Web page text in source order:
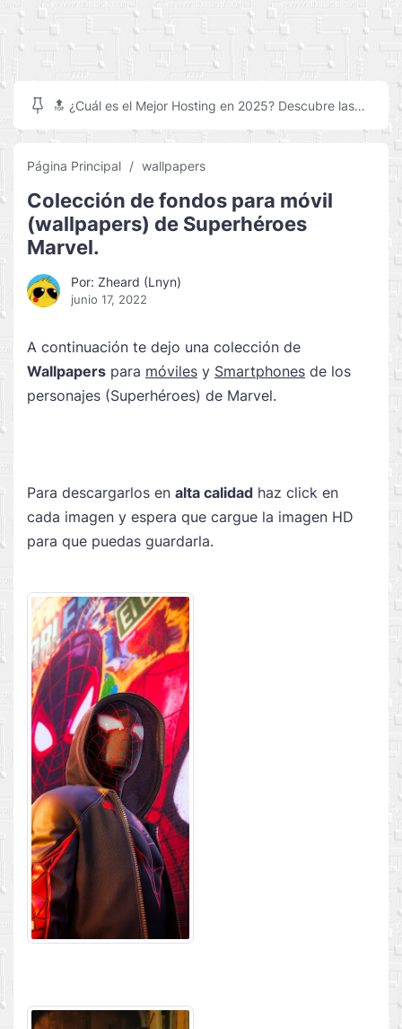
🔝 ¿Cuál es el Mejor Hosting en 2025? Descubre las
Página Principal wallpapers
Colección de fondos para móvil
(wallpapers) de Superhéroes
Marvel.
Por: Zheard (Lnyn)
junio 17, 2022
A continuación te dejo una colección de
Wallpapers para móviles y Smartphones de los
personajes (Superhéroes) de Marvel.
Para descargarlos en alta calidad haz click en
cada imagen y espera que cargue la imagen HD
para que puedas guardarla.